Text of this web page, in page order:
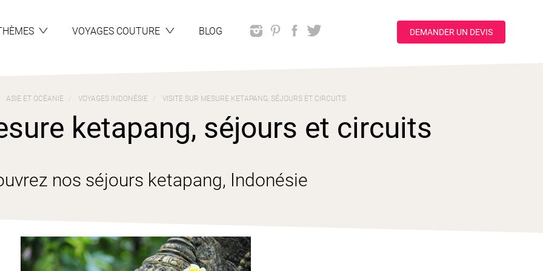
VOYAGES COUTURE BLOG DEMANDER UN DEVIS
ASIE ET OCÉANIE VOYAGES INDONÉSIE VISITE SUR MESURE KETAPANG, SÉJOURS ET CIRCUITS
ketapang, séjours et circuits
nos séjours ketapang, Indonésie